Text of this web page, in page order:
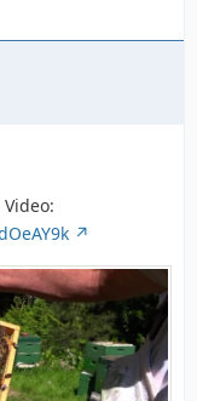
Video: